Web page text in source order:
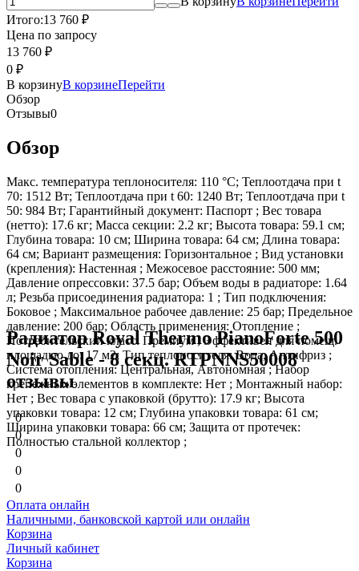
Итого:13 760 ₽
Цена по запросу
13 760 ₽
0 ₽
В корзинуВ корзинеПерейти
Обзор
Отзывы0
Обзор
Макс. температура теплоносителя: 110 °С; Теплоотдача при t
70: 1512 Вт; Теплоотдача при t 60: 1240 Вт; Теплоотдача при t
50: 984 Вт; Гарантийный документ: Паспорт ; Вес товара
(нетто): 17.6 кг; Масса секции: 2.2 кг; Высота товара: 59.1 см;
Глубина товара: 10 см; Ширина товара: 64 см; Длина товара:
64 см; Вариант размещения: Горизонтальное ; Вид установки
(крепления): Настенная ; Межосевое расстояние: 500 мм;
Давление опрессовки: 37.5 бар; Объем воды в радиаторе: 1.64
л; Резьба присоединения радиатора: 1 ; Тип подключения:
Боковое ; Максимальное рабочее давление: 25 бар; Предельное
давление: 200 бар; Область применения: Отопление ;
Потребительский класс: Премиум ; Эффективен для помещ.
площадью до: 17 м2; Тип теплоносителя: Вода, Антифриз ;
Система отопления: Центральная, Автономная ; Набор
крепежных элементов в комплекте: Нет ; Монтажный набор:
Нет ; Вес товара с упаковкой (брутто): 17.9 кг; Высота
упаковки товара: 12 см; Глубина упаковки товара: 61 см;
Ширина упаковки товара: 66 см; Защита от протечек:
Полностью стальной коллектор ;
Радиатор Royal Thermo PianoForte 500
Noir Sable - 8 секц. RTPNNS50008
отзывы
0
0
0
0
0
Оплата онлайн
Наличными, банковской картой или онлайн
Корзина
Личный кабинет
Корзина